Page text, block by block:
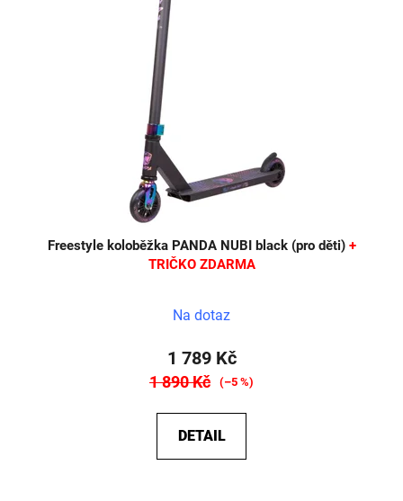
Freestyle koloběžka PANDA NUBI black (pro děti) +
TRIČKO ZDARMA
Na dotaz
1 789 Kč
1 890 Kč (–5 %)
DETAIL